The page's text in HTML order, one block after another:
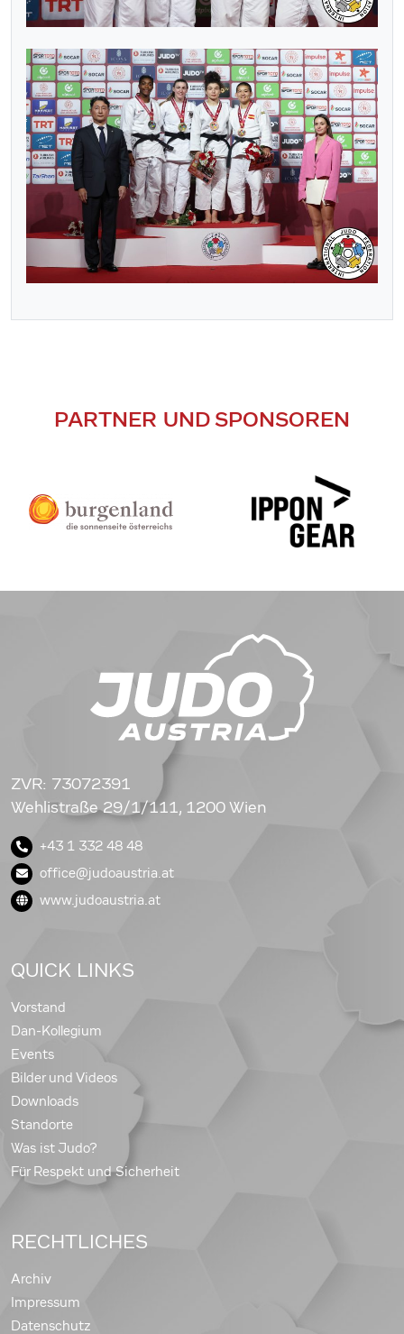
PARTNER UND SPONSOREN
ZVR: 73072391
Wehlistraße 29/1/111, 1200 Wien
+43 1 332 48 48
office@judoaustria.at
www.judoaustria.at
QUICK LINKS
Vorstand
Dan-Kollegium
Events
Bilder und Videos
Downloads
Standorte
Was ist Judo?
Für Respekt und Sicherheit
RECHTLICHES
Archiv
Impressum
Datenschutz